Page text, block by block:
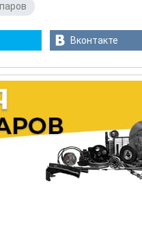
Вконтакте